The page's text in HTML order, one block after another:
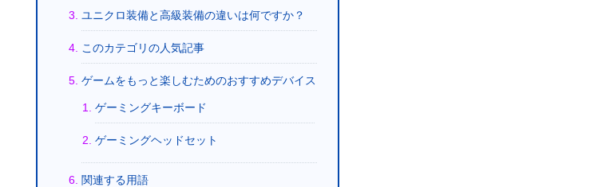
ユニクロ装備と高級装備の違いは何ですか？
このカテゴリの人気記事
ゲームをもっと楽しむためのおすすめデバイス
ゲーミングキーボード
ゲーミングヘッドセット
関連する用語